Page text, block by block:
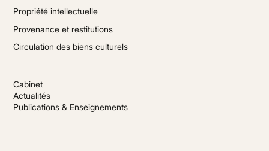
Propriété intellectuelle
Provenance et restitutions
Circulation des biens culturels
Cabinet
Actualités
Publications & Enseignements